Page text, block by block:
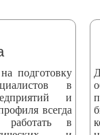
подготовку
в
и
всегда
работать в